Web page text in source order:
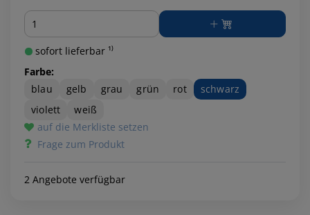
Menge
sofort lieferbar ¹⁾
Farbe:
blau
gelb grau grün rot
schwarz
violett
weiß
auf die Merkliste setzen
Frage zum Produkt
2 Angebote verfügbar